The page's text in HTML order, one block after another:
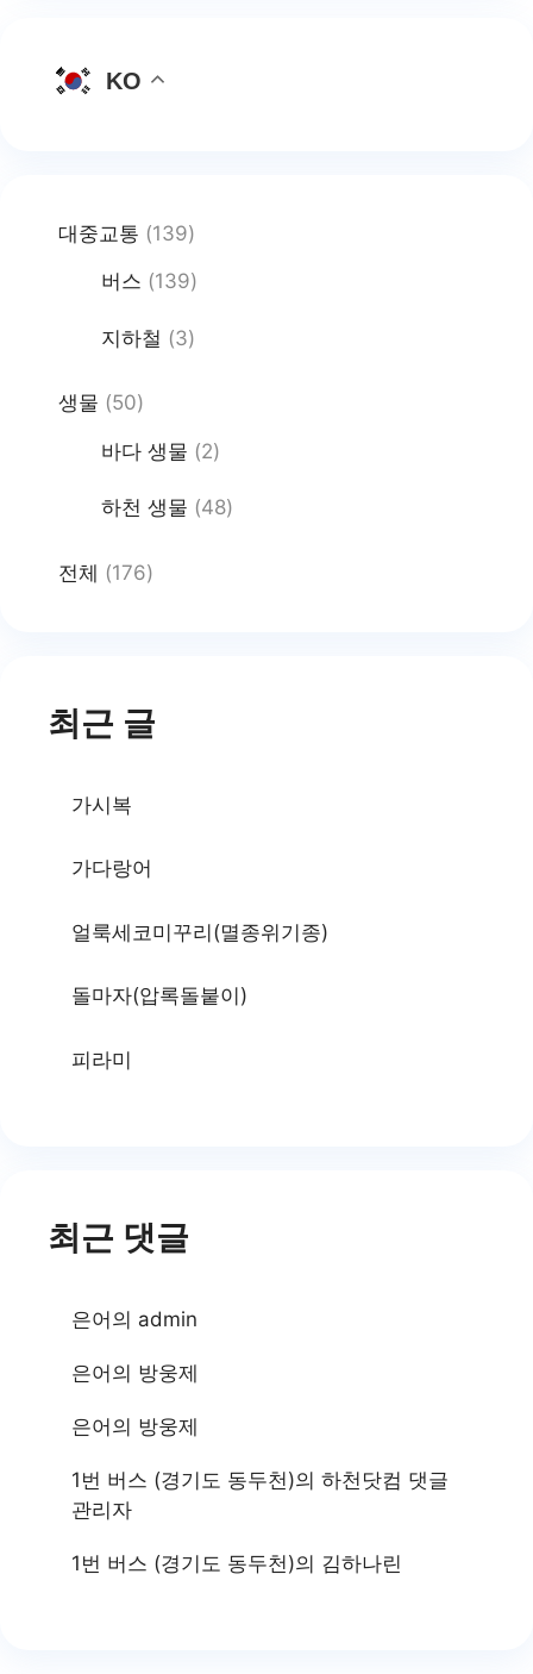
KO
대중교통 (139)
버스 (139)
지하철 (3)
생물 (50)
바다 생물 (2)
하천 생물 (48)
전체 (176)
최근 글
가시복
가다랑어
얼룩세코미꾸리(멸종위기종)
돌마자(압록돌붙이)
피라미
최근 댓글
은어의 admin
은어의 방웅제
은어의 방웅제
1번 버스 (경기도 동두천)의 하천닷컴 댓글
관리자
1번 버스 (경기도 동두천)의 김하나린